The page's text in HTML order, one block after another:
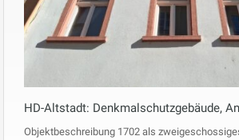
HD-Altstadt: Denkmalschutzgebäude,
Objektbeschreibung 1702 als